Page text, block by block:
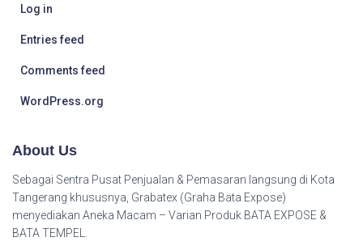
Log in
Entries feed
Comments feed
WordPress.org
About Us
Sebagai Sentra Pusat Penjualan & Pemasaran langsung di Kota
Tangerang khususnya, Grabatex (Graha Bata Expose)
menyediakan Aneka Macam – Varian Produk BATA EXPOSE &
BATA TEMPEL.